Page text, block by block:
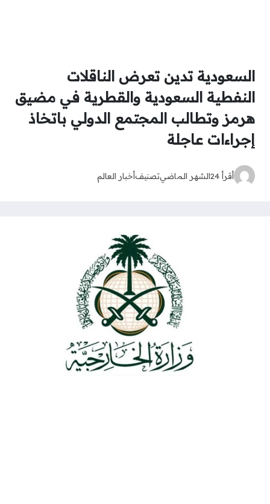
السعودية تدين تعرض الناقلات
النفطية السعودية والقطرية في مضيق
هرمز وتطالب المجتمع الدولي باتخاذ
إجراءات عاجلة
أقرأ 24 الشهر الماضيتصنيفأخبار العالم